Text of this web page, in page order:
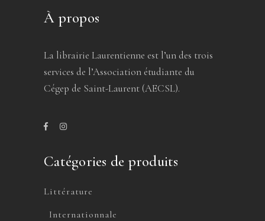
À propos
La librairie Laurentienne est l’un des trois
services de l’Association étudiante du
Cégep de Saint-Laurent (AECSL).
Catégories de produits
Littérature
Internationnale